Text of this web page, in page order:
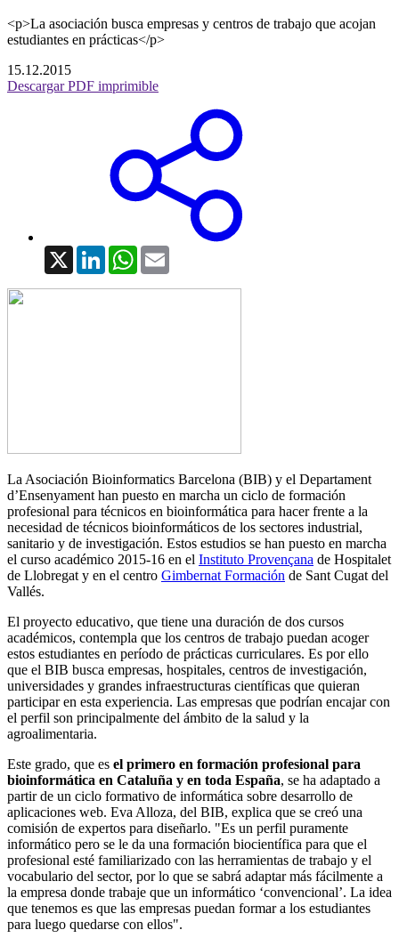
<p>La asociación busca empresas y centros de trabajo que acojan
estudiantes en prácticas</p>
15.12.2015
Descargar PDF imprimible
X LinkedInWhatsApp
La Asociación Bioinformatics Barcelona (BIB) y el Departament
d’Ensenyament han puesto en marcha un ciclo de formación
profesional para técnicos en bioinformática para hacer frente a la
necesidad de técnicos bioinformáticos de los sectores industrial,
sanitario y de investigación. Estos estudios se han puesto en marcha
el curso académico 2015-16 en el Instituto Provençana de Hospitalet
de Llobregat y en el centro Gimbernat Formación de Sant Cugat del
Vallés.
El proyecto educativo, que tiene una duración de dos cursos
académicos, contempla que los centros de trabajo puedan acoger
estos estudiantes en período de prácticas curriculares. Es por ello
que el BIB busca empresas, hospitales, centros de investigación,
universidades y grandes infraestructuras científicas que quieran
participar en esta experiencia. Las empresas que podrían encajar con
el perfil son principalmente del ámbito de la salud y la
agroalimentaria.
Este grado, que es el primero en formación profesional para
bioinformática en Cataluña y en toda España, se ha adaptado a
partir de un ciclo formativo de informática sobre desarrollo de
aplicaciones web. Eva Alloza, del BIB, explica que se creó una
comisión de expertos para diseñarlo. "Es un perfil puramente
informático pero se le da una formación biocientífica para que el
profesional esté familiarizado con las herramientas de trabajo y el
vocabulario del sector, por lo que se sabrá adaptar más fácilmente a
la empresa donde trabaje que un informático ‘convencional’. La idea
que tenemos es que las empresas puedan formar a los estudiantes
para luego quedarse con ellos".